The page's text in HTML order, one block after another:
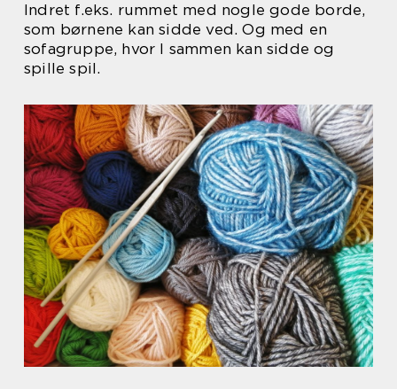
Indret f.eks. rummet med nogle gode borde,
som børnene kan sidde ved. Og med en
sofagruppe, hvor I sammen kan sidde og
spille spil.